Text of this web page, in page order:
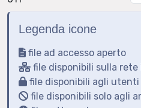
Legenda icone
file ad accesso aperto
file disponibili sulla
file disponibili agli
file disponibili solo agli